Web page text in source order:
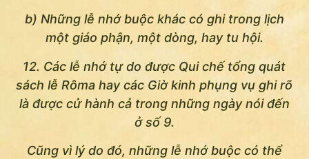
b) Những lễ nhớ buộc khác có ghi trong lịch
một giáo phận, một dòng, hay tu hội.
12. Các lễ nhớ tự do được Qui chế tổng quát
sách lễ Rôma hay các Giờ kinh phụng vụ ghi rõ
là được cử hành cả trong những ngày nói đến
ở số 9.
Cũng vì lý do đó, những lễ nhớ buộc có thể